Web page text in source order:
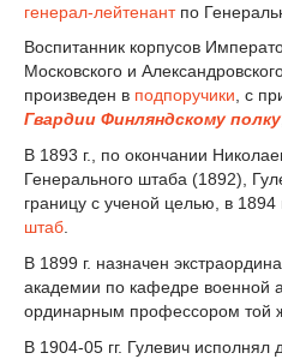
генерал-лейтенантпо
Воспитанник корпусов
Московского и
произведен в подпоручики, с
Гвардии Финляндскому полку
В 1893 г., по окончании
Генерального штаба (1892),
границу с ученой целью, в 1894
штаб
В 1899 г. назначен
академии по кафедре военной
ординарным профессором той
В 1904-05 гг. Гулевич